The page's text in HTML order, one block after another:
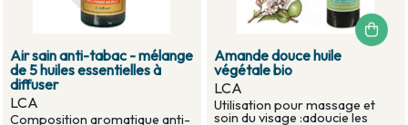
Air sain anti-tabac - mélange
de 5 huiles essentielles à
diffuser
LCA
Composition aromatique anti-
Amande douce huile
végétale bio
LCA
Utilisation pour massage et
soin du visage :adoucie les